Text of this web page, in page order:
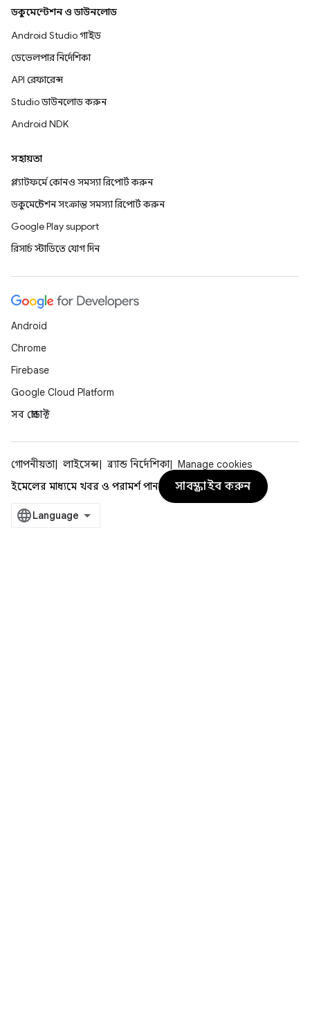
ডকুমেন্টেশন ও ডাউনলোড
Android Studio গাইড
ডেভেলপার নির্দেশিকা
API রেফারেন্স
Studio ডাউনলোড করুন
Android NDK
সহায়তা
প্ল্যাটফর্মে কোনও সমস্যা রিপোর্ট করুন
ডকুমেন্টেশন সংক্রান্ত সমস্যা রিপোর্ট করুন
Google Play support
রিসার্চ স্টাডিতে যোগ দিন
Android
Chrome
Firebase
Google Cloud Platform
সব প্রোডাক্ট
গোপনীয়তা লাইসেন্স ব্র্যান্ড নির্দেশিকা
Manage cookies
ইমেলের মাধ্যমে খবর ও পরামর্শ পান
সাবস্ক্রাইব করুন